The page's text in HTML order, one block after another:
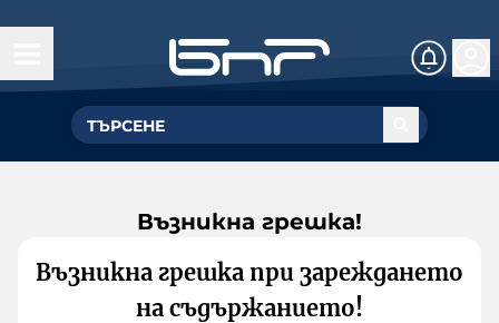
Възникна грешка!
Възникна грешка при зареждането
на съдържанието!